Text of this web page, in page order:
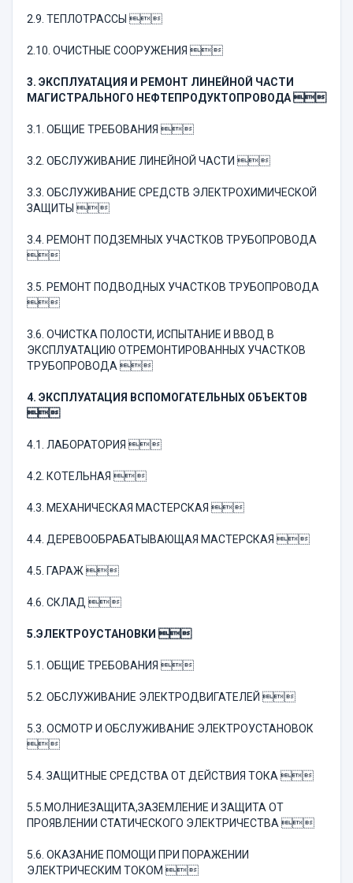
2.9. ТЕПЛОТРАССЫ 
2.10. ОЧИСТНЫЕ СООРУЖЕНИЯ 
3. ЭКСПЛУАТАЦИЯ И РЕМОНТ ЛИНЕЙНОЙ ЧАСТИ
МАГИСТРАЛЬНОГО НЕФТЕПРОДУКТОПРОВОДА 
3.1. ОБЩИЕ ТРЕБОВАНИЯ 
3.2. ОБСЛУЖИВАНИЕ ЛИНЕЙНОЙ ЧАСТИ 
3.3. ОБСЛУЖИВАНИЕ СРЕДСТВ ЭЛЕКТРОХИМИЧЕСКОЙ
ЗАЩИТЫ 
3.4. РЕМОНТ ПОДЗЕМНЫХ УЧАСТКОВ ТРУБОПРОВОДА

3.5. РЕМОНТ ПОДВОДНЫХ УЧАСТКОВ ТРУБОПРОВОДА

3.6. ОЧИСТКА ПОЛОСТИ, ИСПЫТАНИЕ И ВВОД В
ЭКСПЛУАТАЦИЮ ОТРЕМОНТИРОВАННЫХ УЧАСТКОВ
ТРУБОПРОВОДА 
4. ЭКСПЛУАТАЦИЯ ВСПОМОГАТЕЛЬНЫХ ОБЪЕКТОВ

4.1. ЛАБОРАТОРИЯ 
4.2. КОТЕЛЬНАЯ 
4.3. МЕХАНИЧЕСКАЯ МАСТЕРСКАЯ 
4.4. ДЕРЕВООБРАБАТЫВАЮЩАЯ МАСТЕРСКАЯ 
4.5. ГАРАЖ 
4.6. СКЛАД 
5.ЭЛЕКТРОУСТАНОВКИ 
5.1. ОБЩИЕ ТРЕБОВАНИЯ 
5.2. ОБСЛУЖИВАНИЕ ЭЛЕКТРОДВИГАТЕЛЕЙ 
5.3. ОСМОТР И ОБСЛУЖИВАНИЕ ЭЛЕКТРОУСТАНОВОК

5.4. ЗАЩИТНЫЕ СРЕДСТВА ОТ ДЕЙСТВИЯ ТОКА 
5.5.МОЛНИЕЗАЩИТА,ЗАЗЕМЛЕНИЕ И ЗАЩИТА ОТ
ПРОЯВЛЕНИИ СТАТИЧЕСКОГО ЭЛЕКТРИЧЕСТВА 
5.6. ОКАЗАНИЕ ПОМОЩИ ПРИ ПОРАЖЕНИИ
ЭЛЕКТРИЧЕСКИМ ТОКОМ 